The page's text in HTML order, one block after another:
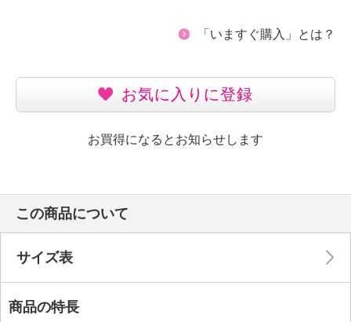
「いますぐ購入」とは？
お気に入りに登録
お買得になるとお知らせします
この商品について
サイズ表
商品の特長